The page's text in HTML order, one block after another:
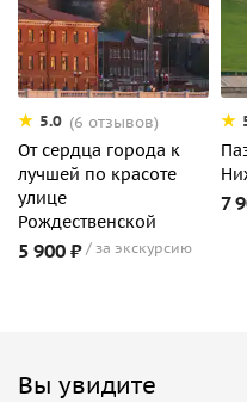
5.0 (6 отзывов)
От сердца города к
лучшей по красоте
улице
Рождественской
5 900 ₽ за экскурсию
7
Вы увидите